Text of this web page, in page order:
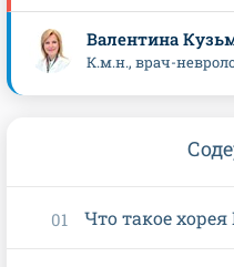
Валентина
К.м.н., врач-
Что такое